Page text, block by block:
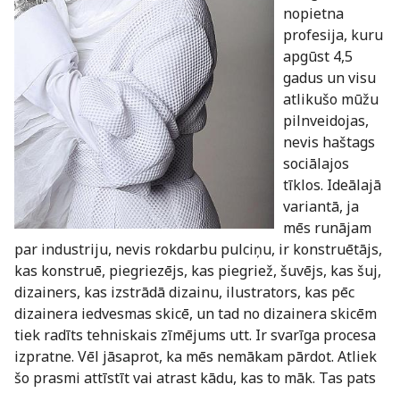
nopietna
profesija, kuru
apgūst 4,5
gadus un visu
atlikušo mūžu
pilnveidojas,
nevis haštags
sociālajos
tīklos. Ideālajā
variantā, ja
mēs runājam
par industriju, nevis rokdarbu pulciņu, ir konstruētājs,
kas konstruē, piegriezējs, kas piegriež, šuvējs, kas šuj,
dizainers, kas izstrādā dizainu, ilustrators, kas pēc
dizainera iedvesmas skicē, un tad no dizainera skicēm
tiek radīts tehniskais zīmējums utt. Ir svarīga procesa
izpratne. Vēl jāsaprot, ka mēs nemākam pārdot. Atliek
šo prasmi attīstīt vai atrast kādu, kas to māk. Tas pats